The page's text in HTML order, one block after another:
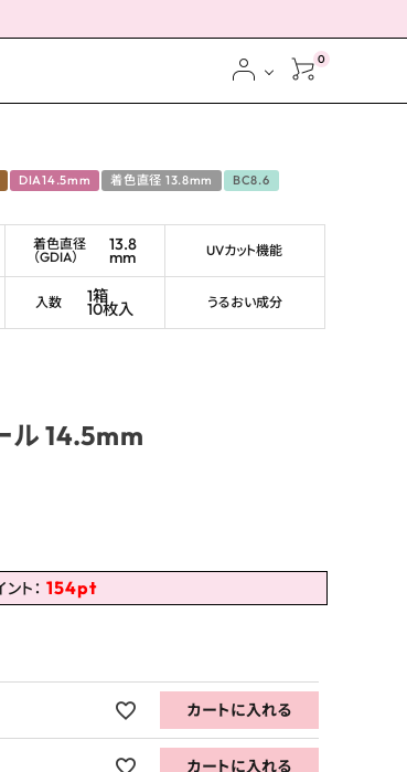
0
DIA14.5mm 着色直径 13.8mm
BC8.6
着色直径
（GDIA）
13.8
mm UVカット機能
入数 1箱
10枚入 うるおい成分
ル 14.5mm
ト： 154pt
カートに入れる
カートに入れる